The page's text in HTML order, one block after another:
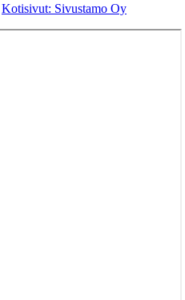
Kotisivut: Sivustamo Oy